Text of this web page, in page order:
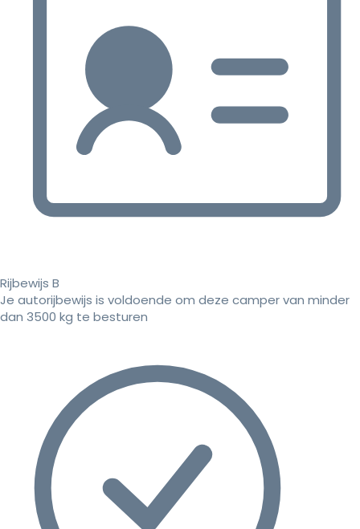
Rijbewijs B
Je autorijbewijs is voldoende om deze camper van minder
dan 3500 kg te besturen